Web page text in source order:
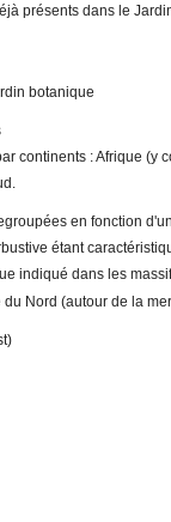
présents dans le
botanique
continents : Afrique (y
en fonction
étant
indiqué dans les
Nord (autour de la